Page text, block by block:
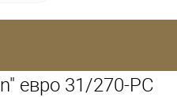
евро 31/270-PC